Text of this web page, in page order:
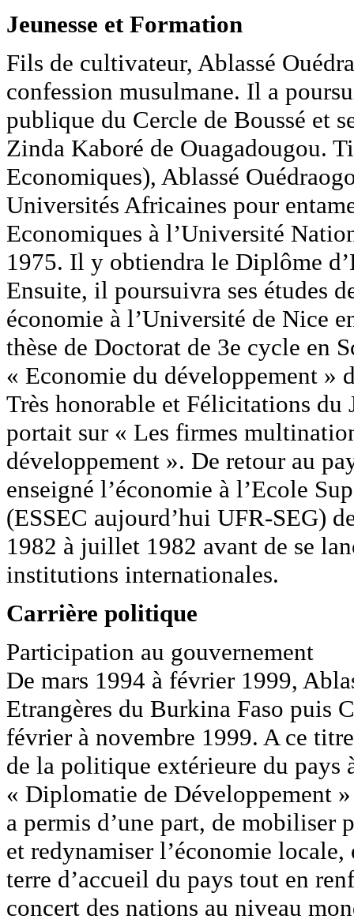
Jeunesse et Formation
Fils de cultivateur, Ablassé
confession musulmane. Il a
publique du Cercle de Boussé et
Zinda Kaboré de Ouagadougou.
Economiques), Ablassé
Universités Africaines pour
Economiques à l’Université
1975. Il y obtiendra le Diplôme
Ensuite, il poursuivra ses études
économie à l’Université de Nice
thèse de Doctorat de 3e cycle en
« Economie du développement »
Très honorable et Félicitations du
portait sur « Les firmes
développement ». De retour au
enseigné l’économie à l’Ecole
(ESSEC aujourd’hui UFR-SEG)
1982 à juillet 1982 avant de se
institutions internationales.
Carrière politique
Participation au gouvernement
De mars 1994 à février 1999,
Etrangères du Burkina Faso puis
février à novembre 1999. A ce
de la politique extérieure du pays
« Diplomatie de Développement
a permis d’une part, de mobiliser
et redynamiser l’économie locale,
terre d’accueil du pays tout en
concert des nations au niveau